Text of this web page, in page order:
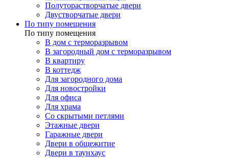
Полуторастворчатые двери
Двустворчатые двери
По типу помещения
По типу помещения
В дом с терморазрывом
В загородный дом с терморазрывом
В квартиру
В коттедж
Для загородного дома
Для новостройки
Для офиса
Для храма
Со скрытыми петлями
Этажные двери
Гаражные двери
Двери в общежитие
Двери в таунхаус